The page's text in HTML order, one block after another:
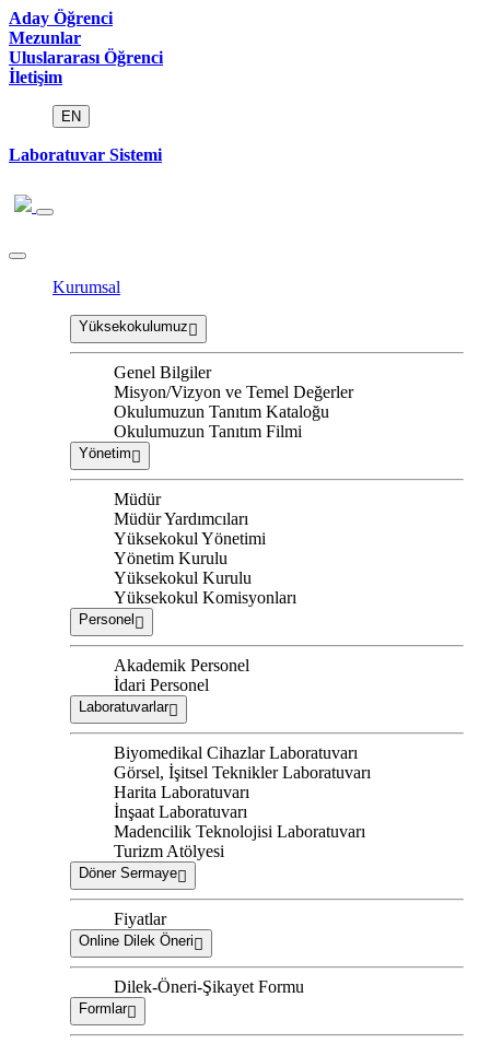
Aday Öğrenci
Mezunlar
Uluslararası Öğrenci
İletişim
EN
Laboratuvar Sistemi
Kurumsal
Yüksekokulumuz
Genel Bilgiler
Misyon/Vizyon ve Temel Değerler
Okulumuzun Tanıtım Kataloğu
Okulumuzun Tanıtım Filmi
Yönetim
Müdür
Müdür Yardımcıları
Yüksekokul Yönetimi
Yönetim Kurulu
Yüksekokul Kurulu
Yüksekokul Komisyonları
Personel
Akademik Personel
İdari Personel
Laboratuvarlar
Biyomedikal Cihazlar Laboratuvarı
Görsel, İşitsel Teknikler Laboratuvarı
Harita Laboratuvarı
İnşaat Laboratuvarı
Madencilik Teknolojisi Laboratuvarı
Turizm Atölyesi
Döner Sermaye
Fiyatlar
Online Dilek Öneri
Dilek-Öneri-Şikayet Formu
Formlar